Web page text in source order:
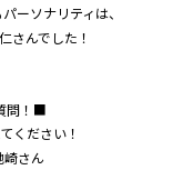
ビジョン
ーソナリティは、
さんでした！
問！■
ください！
さん